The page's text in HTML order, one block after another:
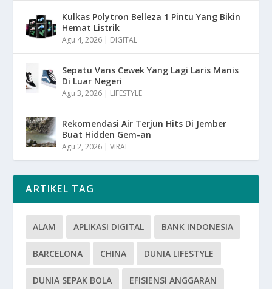
Kulkas Polytron Belleza 1 Pintu Yang Bikin
Hemat Listrik
Agu 4, 2026 | DIGITAL
Sepatu Vans Cewek Yang Lagi Laris Manis
Di Luar Negeri
Agu 3, 2026 | LIFESTYLE
Rekomendasi Air Terjun Hits Di Jember
Buat Hidden Gem-an
Agu 2, 2026 |VIRAL
ARTIKEL TAG
ALAM APLIKASI DIGITAL BANK INDONESIA
BARCELONA CHINA DUNIA LIFESTYLE
DUNIA SEPAK BOLA EFISIENSI ANGGARAN